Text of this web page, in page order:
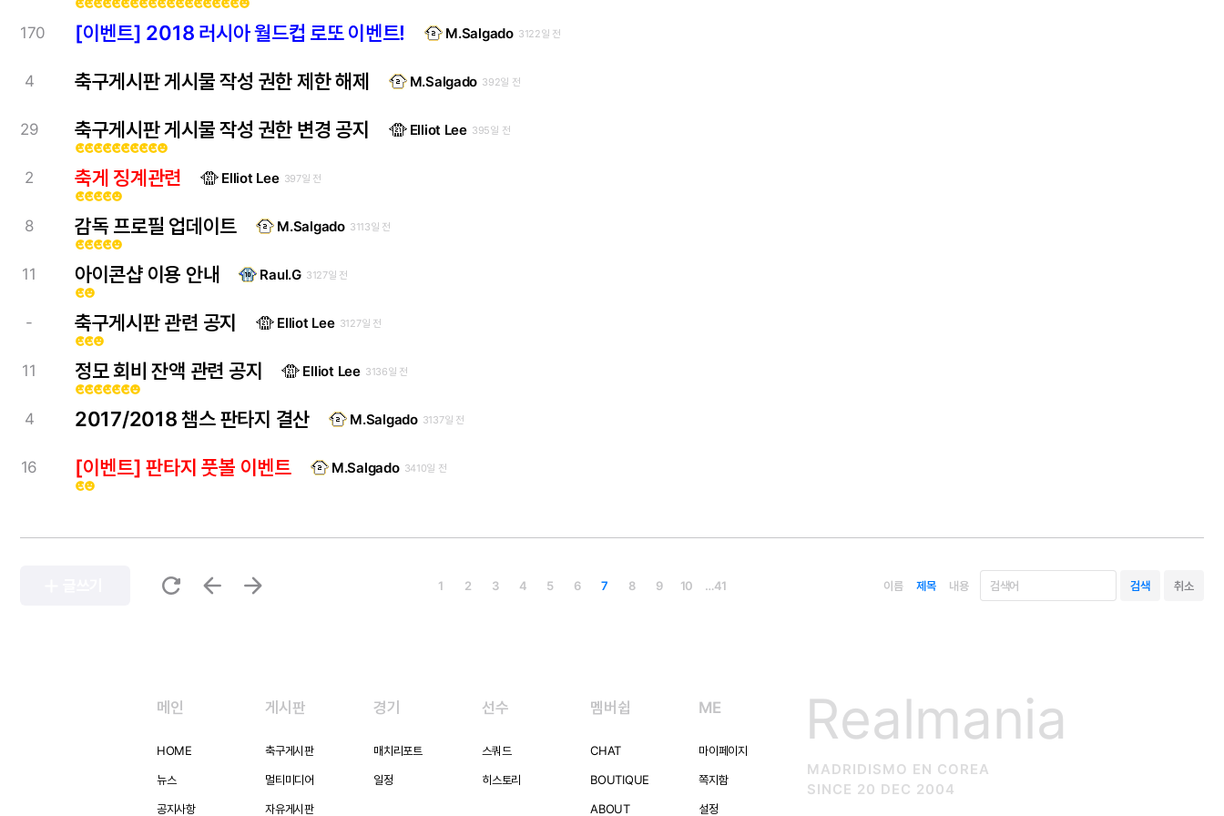
emoji_emotionsemoji_emotionsemoji_emotionsemoji_emotionsemoji_emotionsemoji_emotionsemoji_emotionsemoji_emotionsemoji_emotionsemoji_emotionsemoji_emotionsemoji_emotionsemoji_emotionsemoji_emotionsemoji_emotionsemoji_emotionsemoji_emotionsemoji_emotionsemoji_emotions
170 [이벤트] 2018 러시아 월드컵 로또 이벤트! M.Salgado 3122일 전
4 축구게시판 게시물 작성 권한 제한 해제 M.Salgado 392일 전
29
emoji_emotionsemoji_emotionsemoji_emotionsemoji_emotionsemoji_emotionsemoji_emotionsemoji_emotionsemoji_emotionsemoji_emotionsemoji_emotions
축구게시판 게시물 작성 권한 변경 공지 Elliot Lee 395일 전
2
emoji_emotionsemoji_emotionsemoji_emotionsemoji_emotionsemoji_emotions
축게 징계관련 Elliot Lee 397일 전
8
emoji_emotionsemoji_emotionsemoji_emotionsemoji_emotionsemoji_emotions
감독 프로필 업데이트 M.Salgado 3113일 전
11
emoji_emotionsemoji_emotions
아이콘샵 이용 안내 Raul.G 3127일 전
-
emoji_emotionsemoji_emotionsemoji_emotions
축구게시판 관련 공지 Elliot Lee 3127일 전
11
emoji_emotionsemoji_emotionsemoji_emotionsemoji_emotionsemoji_emotionsemoji_emotionsemoji_emotions
정모 회비 잔액 관련 공지 Elliot Lee 3136일 전
4 2017/2018 챔스 판타지 결산 M.Salgado 3137일 전
16
emoji_emotionsemoji_emotions
[이벤트] 판타지 풋볼 이벤트 M.Salgado 3410일 전
refresh arrow_back arrow_forward 1 2 3 4 5 6 7 8 9 10 …41 이름 제목 내용
메인
HOME
뉴스
공지사항
게시판
축구게시판
멀티미디어
자유게시판
경기
매치리포트
일정
선수
스쿼드
히스토리
멤버쉽
CHAT
BOUTIQUE
ABOUT
ME
마이페이지
쪽지함
설정
Realmania
MADRIDISMO EN COREA
SINCE 20 DEC 2004